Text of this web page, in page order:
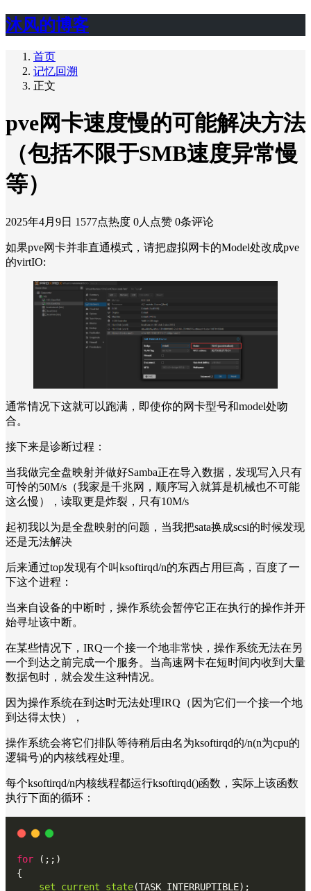
沐风的博客
首页
记忆回溯
正文
pve网卡速度慢的可能解决方法
（包括不限于SMB速度异常慢
等）
2025年4月9日 1577点热度 0人点赞 0条评论
如果pve网卡并非直通模式，请把虚拟网卡的Model处改成pve
的virtIO:
通常情况下这就可以跑满，即使你的网卡型号和model处吻
合。
接下来是诊断过程：
当我做完全盘映射并做好Samba正在导入数据，发现写入只有
可怜的50M/s（我家是千兆网，顺序写入就算是机械也不可能
这么慢），读取更是炸裂，只有10M/s
起初我以为是全盘映射的问题，当我把sata换成scsi的时候发现
还是无法解决
后来通过top发现有个叫ksoftirqd/n的东西占用巨高，百度了一
下这个进程：
当来自设备的中断时，操作系统会暂停它正在执行的操作并开
始寻址该中断。
在某些情况下，IRQ一个接一个地非常快，操作系统无法在另
一个到达之前完成一个服务。当高速网卡在短时间内收到大量
数据包时，就会发生这种情况。
因为操作系统在到达时无法处理IRQ（因为它们一个接一个地
到达得太快），
操作系统会将它们排队等待稍后由名为ksoftirqd的/n(n为cpu的
逻辑号)的内核线程处理。
每个ksoftirqd/n内核线程都运行ksoftirqd()函数，实际上该函数
执行下面的循环：
for (;;)
{
set_current_state(TASK_INTERRUPTIBLE);